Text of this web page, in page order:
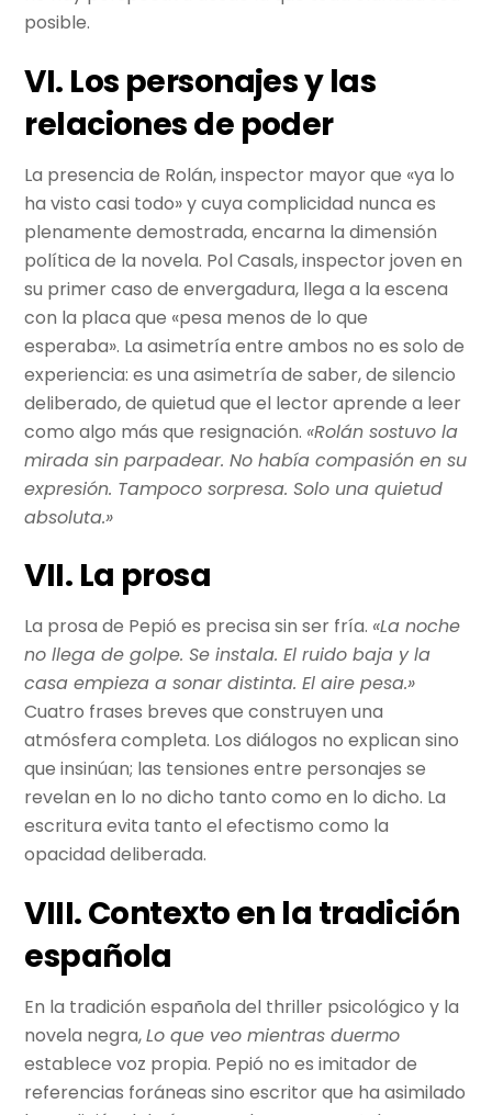
posible.
VI. Los personajes y las
relaciones de poder
La presencia de Rolán, inspector mayor que «ya lo
ha visto casi todo» y cuya complicidad nunca es
plenamente demostrada, encarna la dimensión
política de la novela. Pol Casals, inspector joven en
su primer caso de envergadura, llega a la escena
con la placa que «pesa menos de lo que
esperaba». La asimetría entre ambos no es solo de
experiencia: es una asimetría de saber, de silencio
deliberado, de quietud que el lector aprende a leer
como algo más que resignación. «Rolán sostuvo la
mirada sin parpadear. No había compasión en su
expresión. Tampoco sorpresa. Solo una quietud
absoluta.»
VII. La prosa
La prosa de Pepió es precisa sin ser fría. «La noche
no llega de golpe. Se instala. El ruido baja y la
casa empieza a sonar distinta. El aire pesa.»
Cuatro frases breves que construyen una
atmósfera completa. Los diálogos no explican sino
que insinúan; las tensiones entre personajes se
revelan en lo no dicho tanto como en lo dicho. La
escritura evita tanto el efectismo como la
opacidad deliberada.
VIII. Contexto en la tradición
española
En la tradición española del thriller psicológico y la
novela negra,Lo que veo mientras duermo
establece voz propia. Pepió no es imitador de
referencias foráneas sino escritor que ha asimilado